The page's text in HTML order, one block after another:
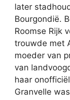
later
Bourgondië.
Roomse Rijk
trouwde met
moeder van
van
haar
Granvelle